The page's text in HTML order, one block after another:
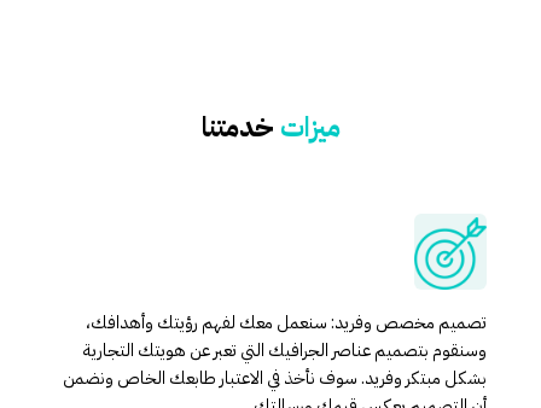
ميزات خدمتنا
تصميم مخصص وفريد: سنعمل معك لفهم رؤيتك وأهدافك،
وسنقوم بتصميم عناصر الجرافيك التي تعبر عن هويتك التجارية
بشكل مبتكر وفريد. سوف نأخذ في الاعتبار طابعك الخاص ونضمن